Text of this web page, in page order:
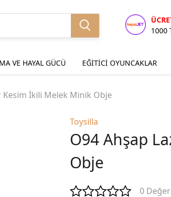
1000
VE HAYAL GÜCÜ EĞİTİCİ OYUNCAKLAR
Kesim İkili Melek Minik Obje
Toysilla
O94 Ahşap
Obje
0